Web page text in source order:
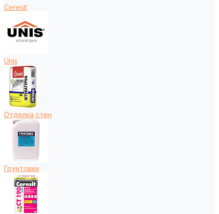
Ceresit
Unis
Отделка стен
Грунтовки